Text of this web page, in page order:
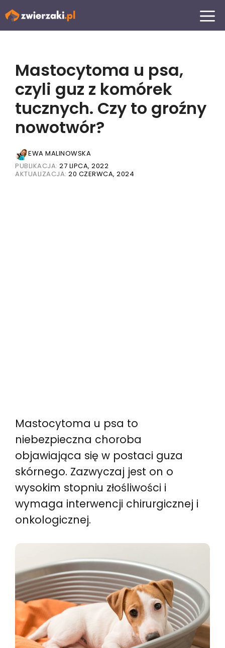
Przejdź
MENU
Mastocytoma u psa,
czyli guz z komórek
tucznych. Czy to groźny
nowotwór?
EWA MALINOWSKA
PUBLIKACJA: 27 LIPCA, 2022
AKTUALIZACJA: 20 CZERWCA, 2024
Mastocytoma u psa to
niebezpieczna choroba
objawiająca się w postaci guza
skórnego. Zazwyczaj jest on o
wysokim stopniu złośliwości i
wymaga interwencji chirurgicznej i
onkologicznej.